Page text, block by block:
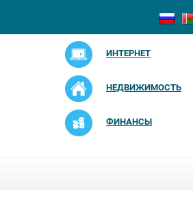
ИНТЕРНЕТ
НЕДВИЖИМОСТЬ
ФИНАНСЫ